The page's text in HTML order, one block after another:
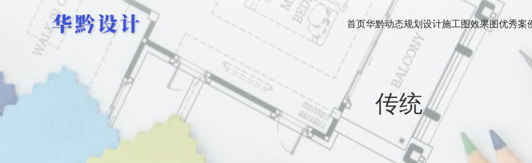
首页华黔动态规划设计施工图效果图优秀案
传统